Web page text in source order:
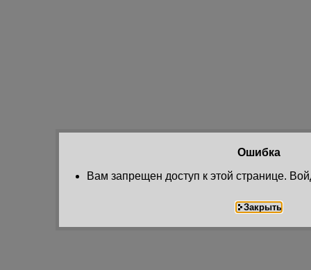
Ошибка
Вам запрещен доступ к этой странице.